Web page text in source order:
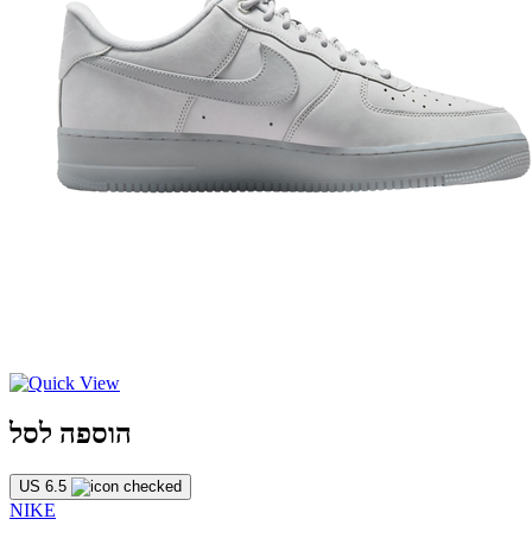
הוספה לסל
US 6.5
NIKE